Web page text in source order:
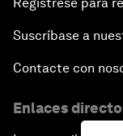
Regístrese para
Suscríbase a
Contacte con
Enlaces